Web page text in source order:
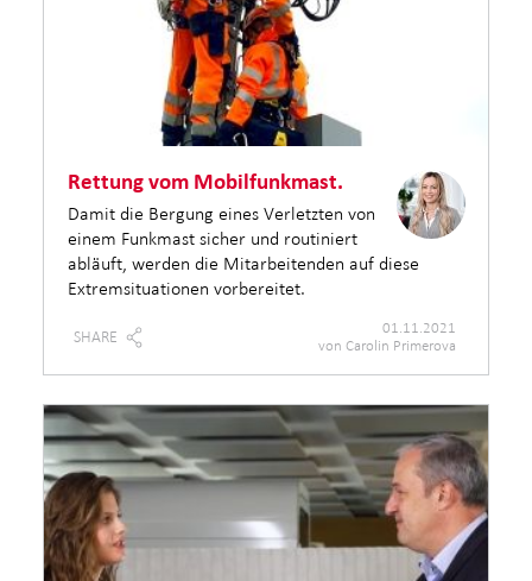
Rettung vom Mobilfunkmast.
Damit die Bergung eines Verletzten von
einem Funkmast sicher und routiniert
abläuft, werden die Mitarbeitenden auf diese
Extremsituationen vorbereitet.
SHARE
01.11.2021
von Carolin Primerova